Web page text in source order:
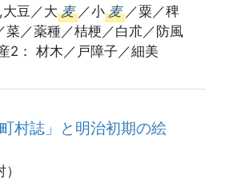
大豆／大 麦 ／小 麦 ／粟／稗
菜／薬種／桔梗／白朮／防風
2： 材木／戸障子／細美
町村誌」と明治初期の絵